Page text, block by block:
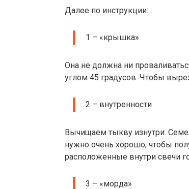
Далее по инструкции:
1 – «крышка»
Она не должна ни
углом 45 градусов. Чтобы
2 – внутренности
Вычищаем тыкву изнутри.
нужно очень хорошо, чтобы
расположенные внутри свечи
3 – «морда»